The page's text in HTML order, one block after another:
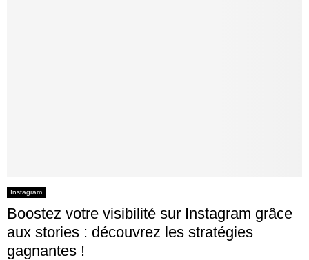
Instagram
Boostez votre visibilité sur Instagram grâce
aux stories : découvrez les stratégies
gagnantes !